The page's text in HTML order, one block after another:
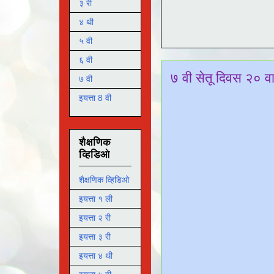
७ वी सेतू दिवस २० वा
३ री
४ थी
५ वी
६ वी
७ वी
इयत्ता 8 वी
शैक्षणिक
व्हिडिओ
शैक्षणिक व्हिडिओ
इयत्ता १ ली
इयत्ता २ री
इयत्ता ३ री
इयत्ता ४ थी